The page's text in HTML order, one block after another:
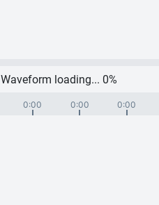
Waveform loading... 0%
0:00 0:00 0:00